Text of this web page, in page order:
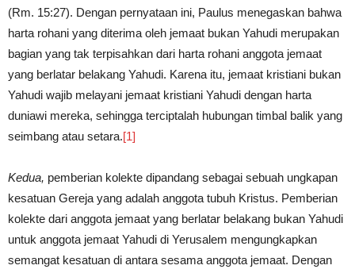
(Rm. 15:27). Dengan pernyataan ini, Paulus menegaskan bahwa
harta rohani yang diterima oleh jemaat bukan Yahudi merupakan
bagian yang tak terpisahkan dari harta rohani anggota jemaat
yang berlatar belakang Yahudi. Karena itu, jemaat kristiani bukan
Yahudi wajib melayani jemaat kristiani Yahudi dengan harta
duniawi mereka, sehingga terciptalah hubungan timbal balik yang
seimbang atau setara.[1]
Kedua, pemberian kolekte dipandang sebagai sebuah ungkapan
kesatuan Gereja yang adalah anggota tubuh Kristus. Pemberian
kolekte dari anggota jemaat yang berlatar belakang bukan Yahudi
untuk anggota jemaat Yahudi di Yerusalem mengungkapkan
semangat kesatuan di antara sesama anggota jemaat. Dengan